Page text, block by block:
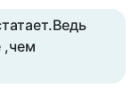
,чем